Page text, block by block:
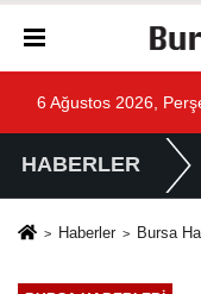
6 Ağustos 2026,
HABERLER
Haberler Bursa